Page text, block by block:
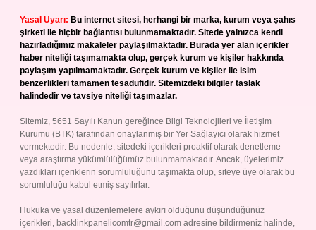
Yasal Uyarı: Bu internet sitesi, herhangi bir marka, kurum veya şahıs
şirketi ile hiçbir bağlantısı bulunmamaktadır. Sitede yalnızca kendi
hazırladığımız makaleler paylaşılmaktadır. Burada yer alan içerikler
haber niteliği taşımamakta olup, gerçek kurum ve kişiler hakkında
paylaşım yapılmamaktadır. Gerçek kurum ve kişiler ile isim
benzerlikleri tamamen tesadüfidir. Sitemizdeki bilgiler taslak
halindedir ve tavsiye niteliği taşımazlar.
Sitemiz, 5651 Sayılı Kanun gereğince Bilgi Teknolojileri ve İletişim
Kurumu (BTK) tarafından onaylanmış bir Yer Sağlayıcı olarak hizmet
vermektedir. Bu nedenle, sitedeki içerikleri proaktif olarak denetleme
veya araştırma yükümlülüğümüz bulunmamaktadır. Ancak, üyelerimiz
yazdıkları içeriklerin sorumluluğunu taşımakta olup, siteye üye olarak bu
sorumluluğu kabul etmiş sayılırlar.
Hukuka ve yasal düzenlemelere aykırı olduğunu düşündüğünüz
içerikleri, backlinkpanelicomtr@gmail.com adresine bildirmeniz halinde,